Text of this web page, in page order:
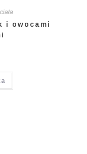
i owocami